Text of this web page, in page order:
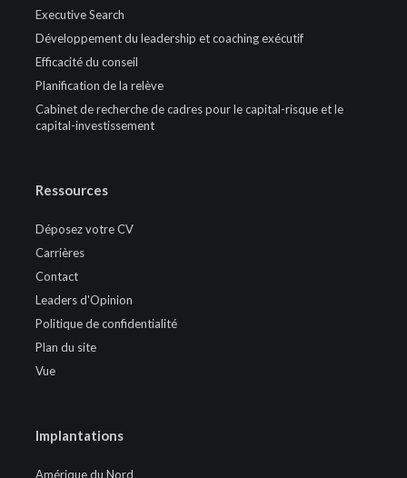
Executive Search
Développement du leadership et coaching exécutif
Efficacité du conseil
Planification de la relève
Cabinet de recherche de cadres pour le capital-risque et le
capital-investissement
Ressources
Déposez votre CV
Carrières
Contact
Leaders d'Opinion
Politique de confidentialité
Plan du site
Vue
Implantations
Amérique du Nord